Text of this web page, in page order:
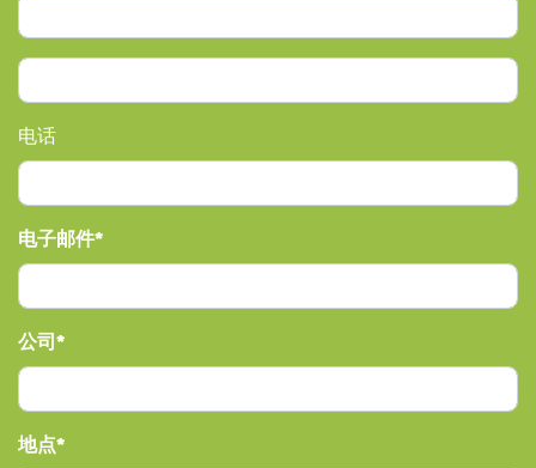
电话
电子邮件
公司
地点